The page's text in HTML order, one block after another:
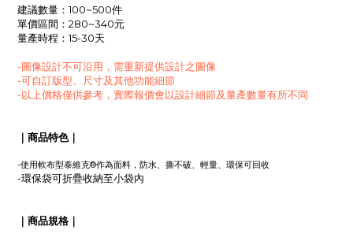
建議數量：100~500件
單價區間：280~340元
量產時程：15-30天
-圖像設計不可沿用，需重新提供設計之圖像
-可自訂版型、尺寸及其他功能細節
-以上價格僅供參考，實際報價會以設計細節及量產數量有所不同
｜商品特色｜
-使用軟布型泰維克®作為面料，防水、撕不破、輕量、環保可回收
-環保袋可折疊收納至小袋內
｜商品規格｜